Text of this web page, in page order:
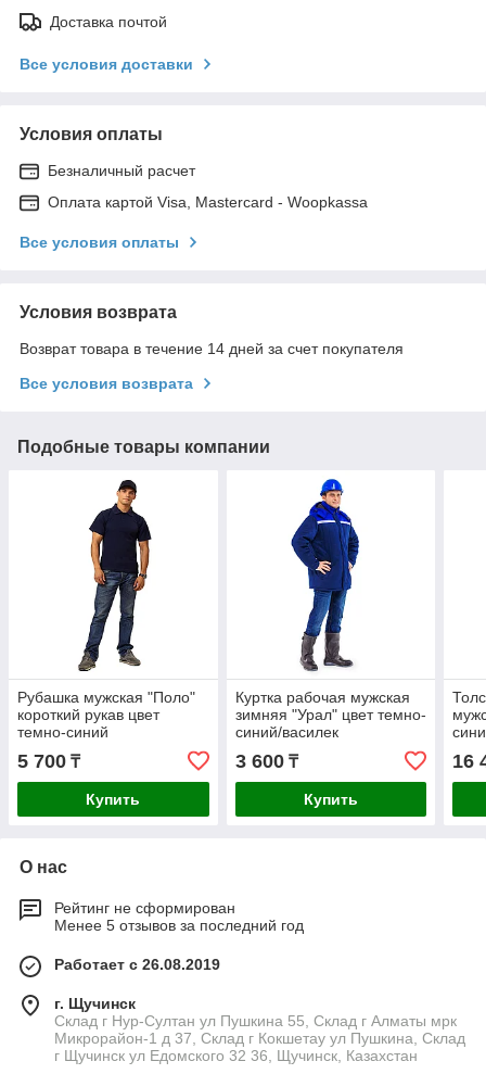
Доставка почтой
Все условия доставки
Условия оплаты
Безналичный расчет
Оплата картой Visa, Mastercard - Woopkassa
Все условия оплаты
Условия возврата
Возврат товара в течение 14 дней за счет покупателя
Все условия возврата
Подобные товары компании
Рубашка мужская "Поло"
короткий рукав цвет
темно-синий
5 700 ₸
Купить
Куртка рабочая мужская
зимняя "Урал" цвет темно-
синий/василек
3 600₸
Купить
16
О нас
Рейтинг не сформирован
Менее 5 отзывов за последний год
Работает с 26.08.2019
г. Щучинск
Склад г Нур-Султан ул Пушкина 55, Склад г Алматы мрк
Микрорайон-1 д 37, Склад г Кокшетау ул Пушкина, Склад
г Щучинск ул Едомского 32 36, Щучинск, Казахстан